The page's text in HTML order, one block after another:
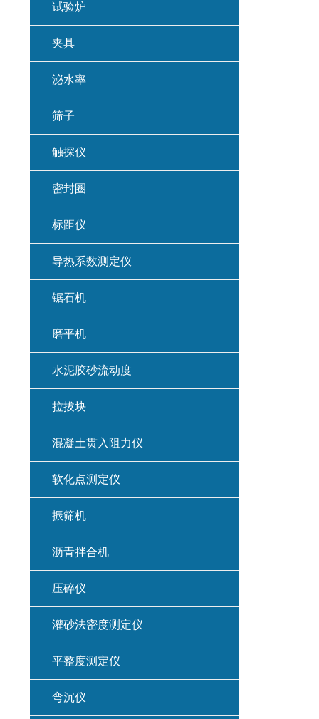
试验炉
夹具
泌水率
筛子
触探仪
密封圈
标距仪
导热系数测定仪
锯石机
磨平机
水泥胶砂流动度
拉拔块
混凝土贯入阻力仪
软化点测定仪
振筛机
沥青拌合机
压碎仪
灌砂法密度测定仪
平整度测定仪
弯沉仪